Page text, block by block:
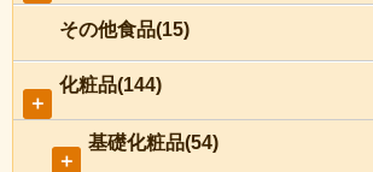
その他食品(15)
＋
化粧品(144)
＋
基礎化粧品(54)